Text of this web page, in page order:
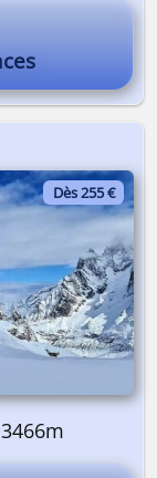
Dès 255 €